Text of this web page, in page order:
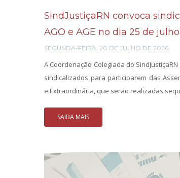
SindJustiçaRN convoca
AGO e AGE no dia 25 de julho
SEGUNDA-FEIRA, 20 DE JULHO DE 2026.
A Coordenação Colegiada do
sindicalizados para participarem das
e Extraordinária, que serão realizadas
SAIBA MAIS